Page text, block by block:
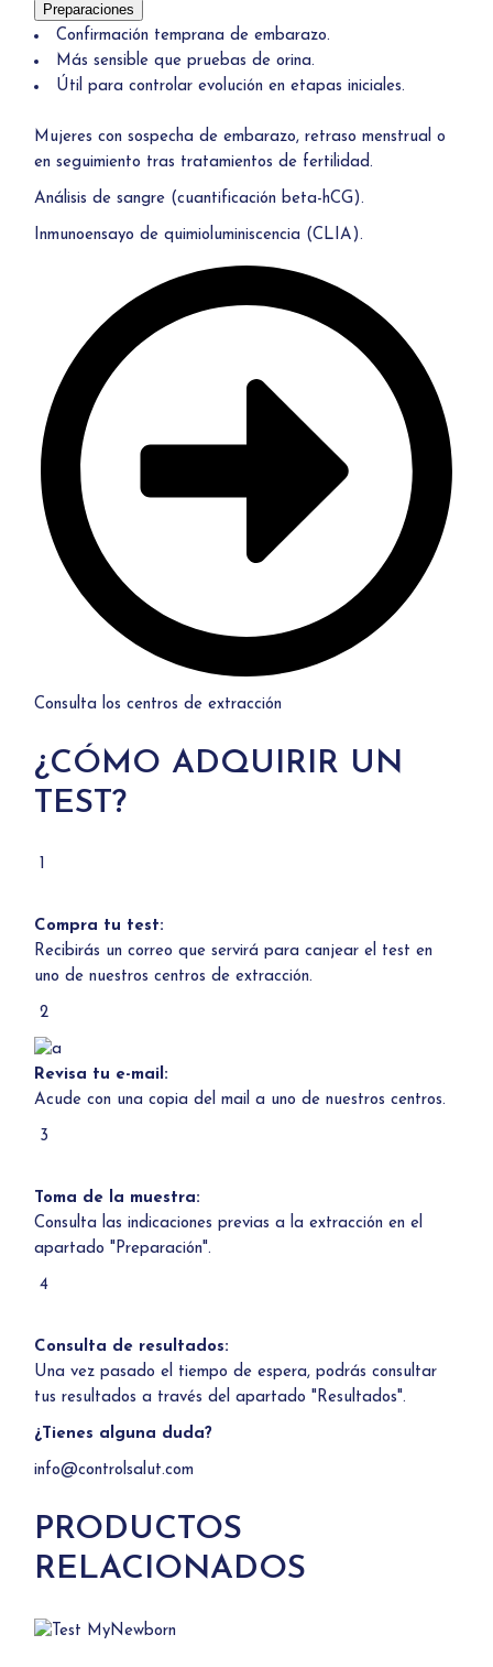
Preparaciones
Confirmación temprana de embarazo.
Más sensible que pruebas de orina.
Útil para controlar evolución en etapas iniciales.
Mujeres con sospecha de embarazo, retraso menstrual o
en seguimiento tras tratamientos de fertilidad.
Análisis de sangre (cuantificación beta-hCG).
Inmunoensayo de quimioluminiscencia (CLIA).
Consulta los centros de extracción
¿CÓMO ADQUIRIR UN
TEST?
Compra tu test:
Recibirás un correo que servirá para canjear el test en
uno denuestros centros de extracción.
2
Revisa tu e-mail:
Acude con una copia del mail a uno denuestros centros.
3
Toma de la muestra:
Consulta las indicaciones previas a la extracción en el
apartado "Preparación".
4
Consulta de resultados:
Una vez pasado el tiempo de espera, podrás consultar
tus resultados a través del apartado "Resultados".
¿Tienes alguna duda?
info@controlsalut.com
PRODUCTOS
RELACIONADOS